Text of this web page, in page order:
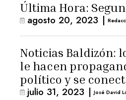
Última Hora:
agosto 20, 2023 |
Noticias Baldizón:
le hacen
político y se
hombre de
julio 31, 2023 | José David